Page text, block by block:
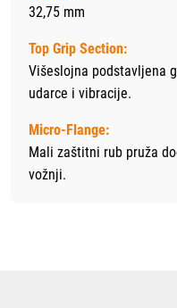
32,75 mm
Top Grip Section:
Višeslojna podstavljena
udarce i vibracije.
Micro-Flange:
Mali zaštitni rub pruža
vožnji.